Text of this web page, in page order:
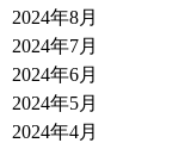
2024年8月
2024年7月
2024年6月
2024年5月
2024年4月